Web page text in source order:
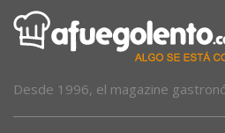
Desde 1996, el magazine